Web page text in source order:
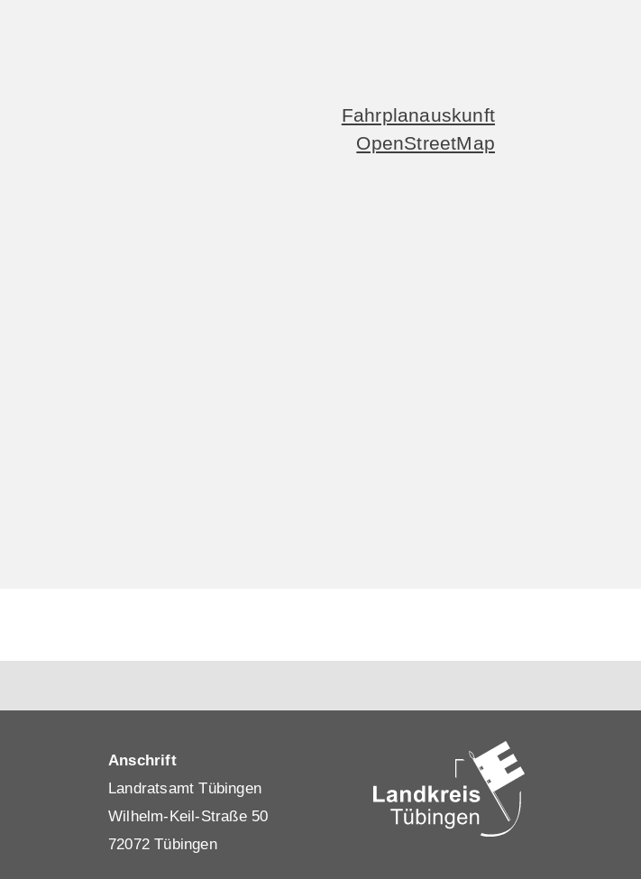
Fahrplanauskunft
OpenStreetMap
Anschrift
Landratsamt Tübingen
Wilhelm-Keil-Straße 50
72072 Tübingen